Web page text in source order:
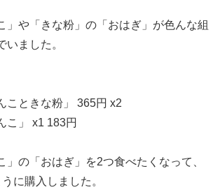
」や「きな粉」の「おはぎ」が色んな組
いました。
こときな粉」 365円 x2
こ」 x1 183円
」の「おはぎ」を2つ食べたくなって、
に購入しました。